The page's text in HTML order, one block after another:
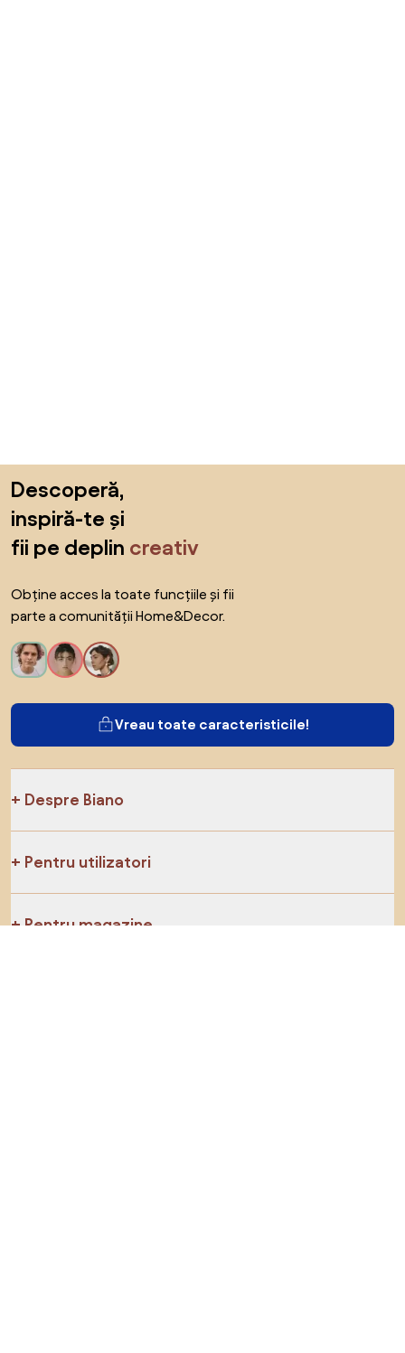
Descoperă,
inspiră-te și
fii pe deplin creativ
Obține acces la toate funcțiile și fii
parte a comunității Home&Decor.
Vreau toate caracteristicile!
Despre Biano
Pentru utilizatori
Pentru magazine